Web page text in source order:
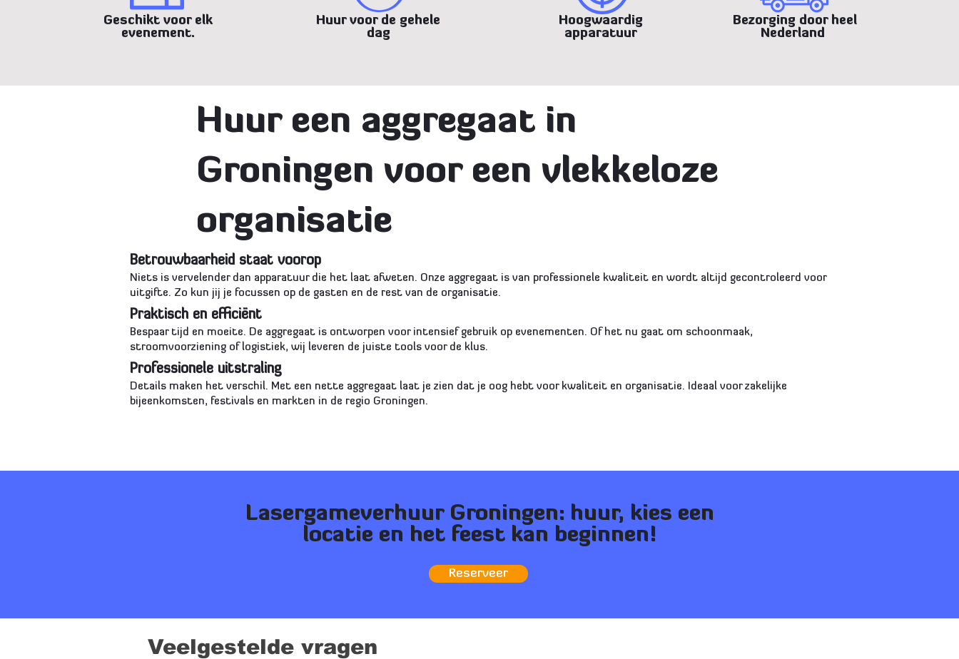
Geschikt voor elk
evenement.
Huur voor de gehele
dag
Hoogwaardig
apparatuur
Bezorging door heel
Nederland
Huur een aggregaat in
Groningen voor een vlekkeloze
organisatie
Betrouwbaarheid staat voorop
Niets is vervelender dan apparatuur die het laat afweten. Onze aggregaat is van professionele kwaliteit en wordt altijd gecontroleerd voor
uitgifte. Zo kun jij je focussen op de gasten en de rest van de organisatie.
Praktisch en efficiënt
Bespaar tijd en moeite. De aggregaat is ontworpen voor intensief gebruik op evenementen. Of het nu gaat om schoonmaak,
stroomvoorziening of logistiek, wij leveren de juiste tools voor de klus.
Professionele uitstraling
Details maken het verschil. Met een nette aggregaat laat je zien dat je oog hebt voor kwaliteit en organisatie. Ideaal voor zakelijke
bijeenkomsten, festivals en markten in de regio Groningen.
Lasergameverhuur Groningen: huur, kies een
locatie en het feest kan beginnen!
Reserveer
Veelgestelde vragen